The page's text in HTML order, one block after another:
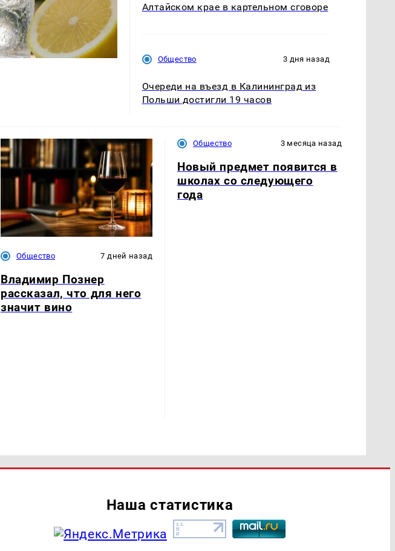
Алтайском крае в картельном сговоре
Общество 3 дня назад
Очереди на въезд в Калининград из
Польши достигли 19 часов
Общество 7 дней назад
Владимир Познер
рассказал, что для него
значит вино
Общество 3 месяца назад
Новый предмет появится в
школах со следующего
года
Наша статистика